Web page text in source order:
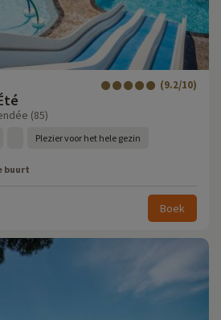
(9.2/10)
(85)
Plezier voor het hele gezin
buurt
Boek